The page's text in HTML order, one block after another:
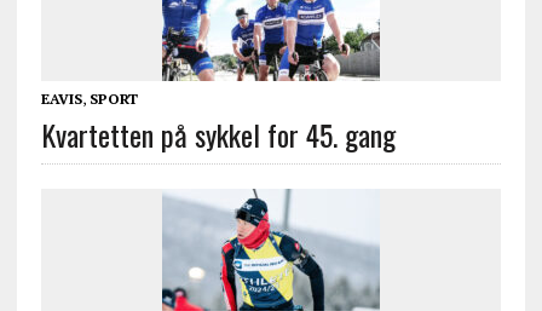
EAVIS, SPORT
Kvartetten på sykkel for 45. gang